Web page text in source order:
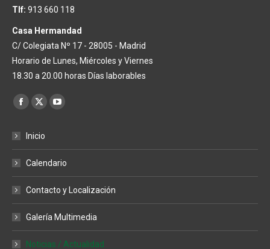
Tlf: 913 660 118
Casa Hermandad
C/ Colegiata Nº 17 - 28005 - Madrid
Horario de Lunes, Miércoles y Viernes
18.30 a 20.00 horas Días laborables
Encuéntranos en:
Facebook
opens
window
X
opens
window
YouTube
window
Inicio
Calendario
Contacto y Localización
Galería Multimedia
Noticias / Actualidad